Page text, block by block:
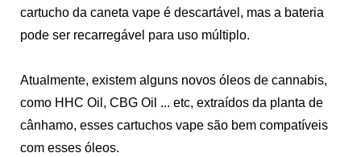
cartucho da caneta vape é descartável, mas a bateria
pode ser recarregável para uso múltiplo.
Atualmente, existem alguns novos óleos de cannabis,
como HHC Oil, CBG Oil ... etc, extraídos da planta de
cânhamo, esses cartuchos vape são bem compatíveis
com esses óleos.